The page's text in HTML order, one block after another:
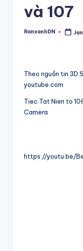
và 107
Posted
RanxanhDN
Theo nguồn tin 3D
youtube.com
Tiec Tat Nien to
Camera
https://youtu.be/